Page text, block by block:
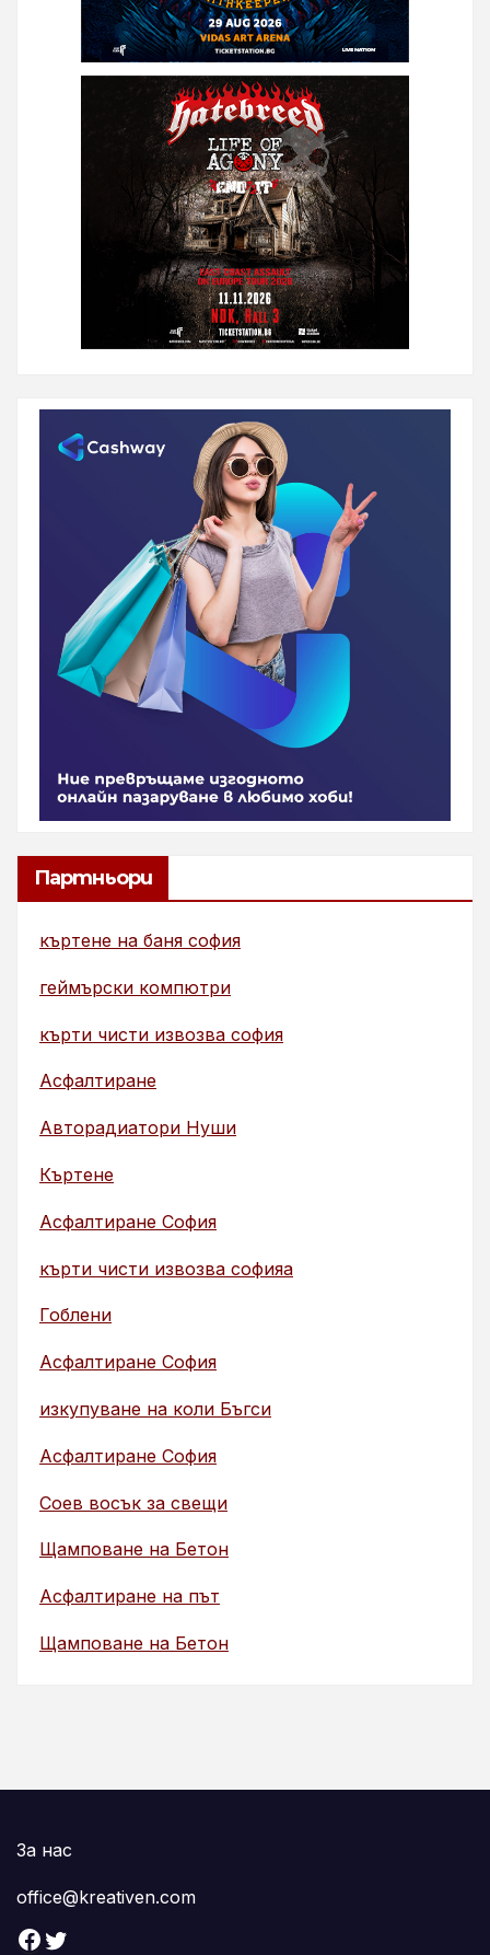
Партньори
къртене на баня софия
геймърски компютри
кърти чисти извозва софия
Асфалтиране
Авторадиатори Нуши
Къртене
Асфалтиране София
кърти чисти извозва софияа
Гоблени
Асфалтиране София
изкупуване на коли Бъгси
Асфалтиране София
Соев восък за свещи
Щамповане на Бетон
Асфалтиране на път
Щамповане на Бетон
За нас
office@kreativen.com
Facebook Twitter